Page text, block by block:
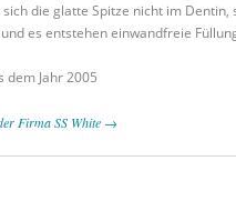
die glatte Spitze nicht im
es entstehen einwandfreie
dem Jahr 2005
Firma SS White →